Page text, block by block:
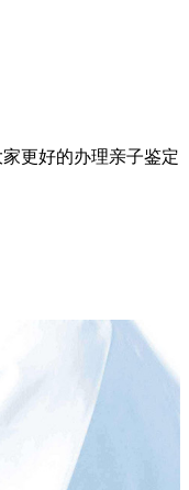
更好的办理亲子鉴定